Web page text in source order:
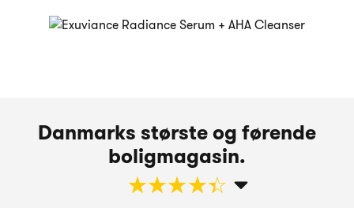
Danmarks største og førende
boligmagasin.
☆☆☆☆☆
★★★★★